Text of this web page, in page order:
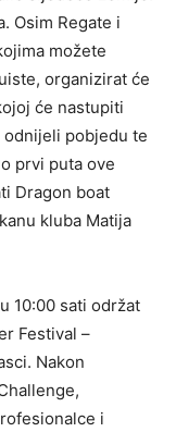
Osim Regate i
možete
organizirat će
će nastupiti
odnijeli pobjedu te
prvi puta ove
Dragon boat
kluba Matija
10:00 sati održat
Festival –
Nakon
i